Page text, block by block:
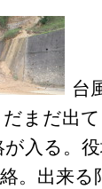
台
まだ出
入る。
。出来